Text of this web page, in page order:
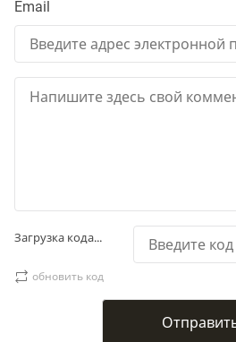
Email
Загрузка кода...
обновить код